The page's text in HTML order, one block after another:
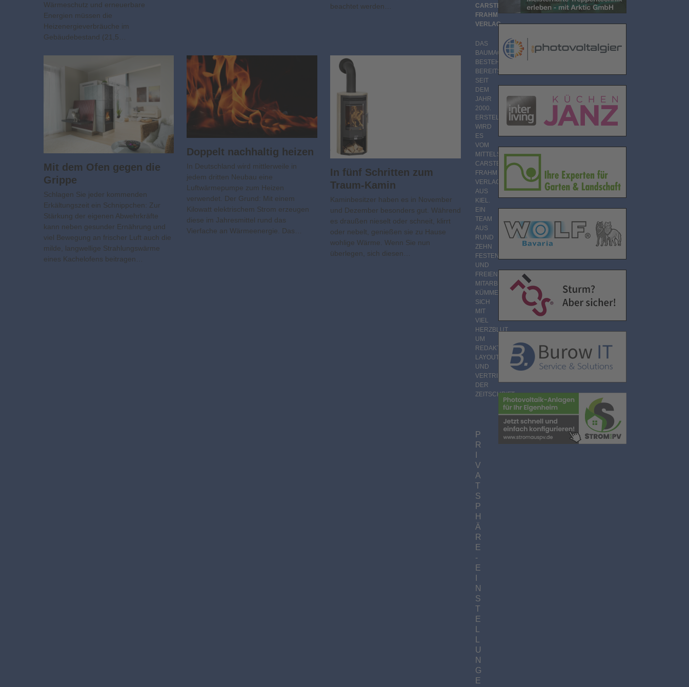
Wärmeschutz und erneuerbare
Energien müssen die
Heizenergieverbräuche im
Gebäudebestand (21,5…
beachtet werden…
Mit dem Ofen gegen die
Grippe
Schlagen Sie jeder kommenden
Erkältungszeit ein Schnippchen: Zur
Stärkung der eigenen Abwehrkräfte
kann neben gesunder Ernährung und
viel Bewegung an frischer Luft auch die
milde, langwellige Strahlungswärme
eines Kachelofens beitragen…
Doppelt nachhaltig heizen
In Deutschland wird mittlerweile in
jedem dritten Neubau eine
Luftwärmepumpe zum Heizen
verwendet. Der Grund: Mit einem
Kilowatt elektrischem Strom erzeugen
diese im Jahresmittel rund das
Vierfache an Wärmeenergie. Das…
In fünf Schritten zum
Traum-Kamin
Kaminbesitzer haben es in November
und Dezember besonders gut. Während
es draußen nieselt oder schneit, klirrt
oder nebelt, genießen sie zu Hause
wohlige Wärme. Wenn Sie nun
überlegen, sich diesen…
CARSTEN
FRAHM
VERLAG
DAS
BAUMAGAZIN
BESTEHT
BEREITS
SEIT
DEM
JAHR
2000.
ERSTELLT
WIRD
ES
VOM
MITTELSTÄNDISCHEN
CARSTEN
FRAHM
VERLAG
AUS
KIEL.
EIN
TEAM
AUS
RUND
ZEHN
FESTEN
UND
FREIEN
MITARBEITERN
KÜMMERT
SICH
MIT
VIEL
HERZBLUT
UM
REDAKTION,
LAYOUT
UND
VERTRIEB
DER
ZEITSCHRIFT.
P
R
V
A
T
S
P
H
Ä
R
E
-
E
N
S
T
E
U
N
G
E